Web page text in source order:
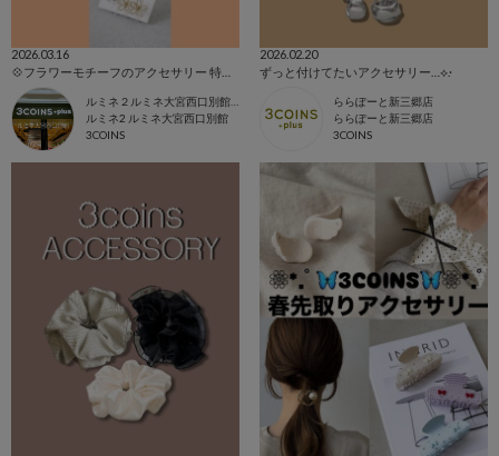
2026.03.16
ルミネ２ルミネ大宮西口別館店
ルミネ2 ルミネ大宮西口別館
3COINS
2026.02.20
ずっと付けてたいアクセサリー…⟡.·
ららぽーと新三郷店
ららぽーと新三郷店
3COINS